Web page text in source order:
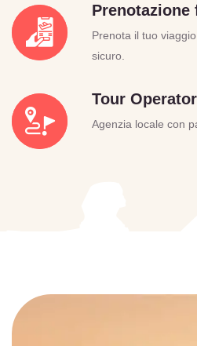
Prenotazione
Prenota il tuo
sicuro.
Tour
Agenzia locale con